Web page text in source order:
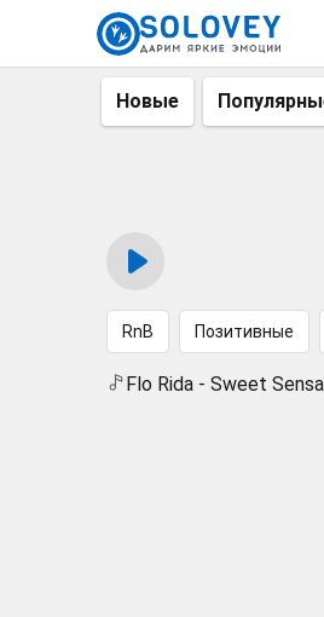
Новые
RnB Позитивные
Flo Rida - Sweet